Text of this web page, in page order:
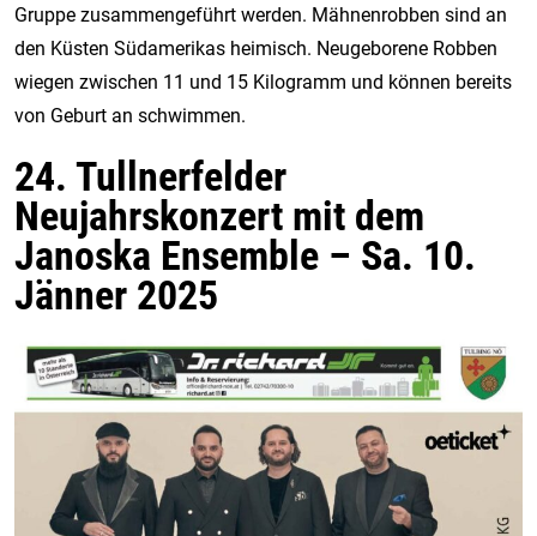
Gruppe zusammengeführt werden. Mähnenrobben sind an
den Küsten Südamerikas heimisch. Neugeborene Robben
wiegen zwischen 11 und 15 Kilogramm und können bereits
von Geburt an schwimmen.
24. Tullnerfelder
Neujahrskonzert mit dem
Janoska Ensemble – Sa. 10.
Jänner 2025